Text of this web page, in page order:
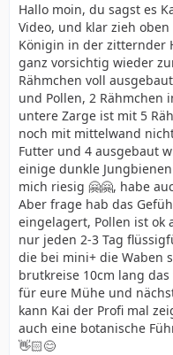
Hallo moin, du sagst es
Video, und klar zieh
Königin in der zitternder
ganz vorsichtig wieder
Rähmchen voll
und Pollen, 2 Rähmchen
untere Zarge ist mit 5
noch mit mittelwand
Futter und 4 ausgebaut
einige dunkle
mich riesig 🤗🤗, habe
Aber frage hab das
eingelagert, Pollen ist ok
nur jeden 2-3 Tag
die bei mini+ die Waben
brutkreise 10cm lang
für eure Mühe und
kann Kai der Profi mal
auch eine botanische
👋🏻😊